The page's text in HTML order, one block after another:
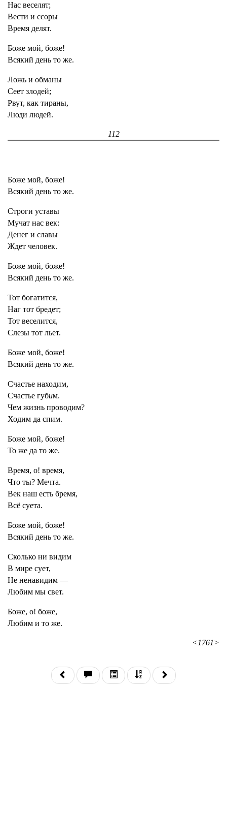
Нас веселят;
Вести и ссоры
Время делят.
Боже мой, боже!
Всякий день то же.
Ложь и обманы
Сеет злодей;
Рвут, как тираны,
Люди людей.
112
Боже мой, боже!
Всякий день то же.
Строги уставы
Мучат нас век:
Денег и славы
Ждет человек.
Боже мой, боже!
Всякий день то же.
Тот богатится,
Наг тот бредет;
Тот веселится,
Слезы тот льет.
Боже мой, боже!
Всякий день то же.
Счастье находим,
Счастье губим.
Чем жизнь проводим?
Ходим да спим.
Боже мой, боже!
То же да то же.
Время, о! время,
Что ты? Мечта.
Век наш есть бремя,
Всё суета.
Боже мой, боже!
Всякий день то же.
Сколько ни видим
В мире сует,
Не ненавидим —
Любим мы свет.
Боже, о! боже,
Любим и то же.
<1761>